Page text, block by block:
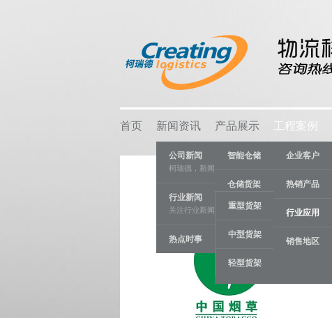
首页 新闻资讯
公司新闻
柯瑞德，新闻资讯
行业新闻
关注行业新闻，推动行业发展。
热点时事
产品展示
智能仓储
仓储货架
重型货架
中型货架
轻型货架
物流容器
车间设备
线棒系统
工程案例
企业客户
热销产品
行业应用
销售地区